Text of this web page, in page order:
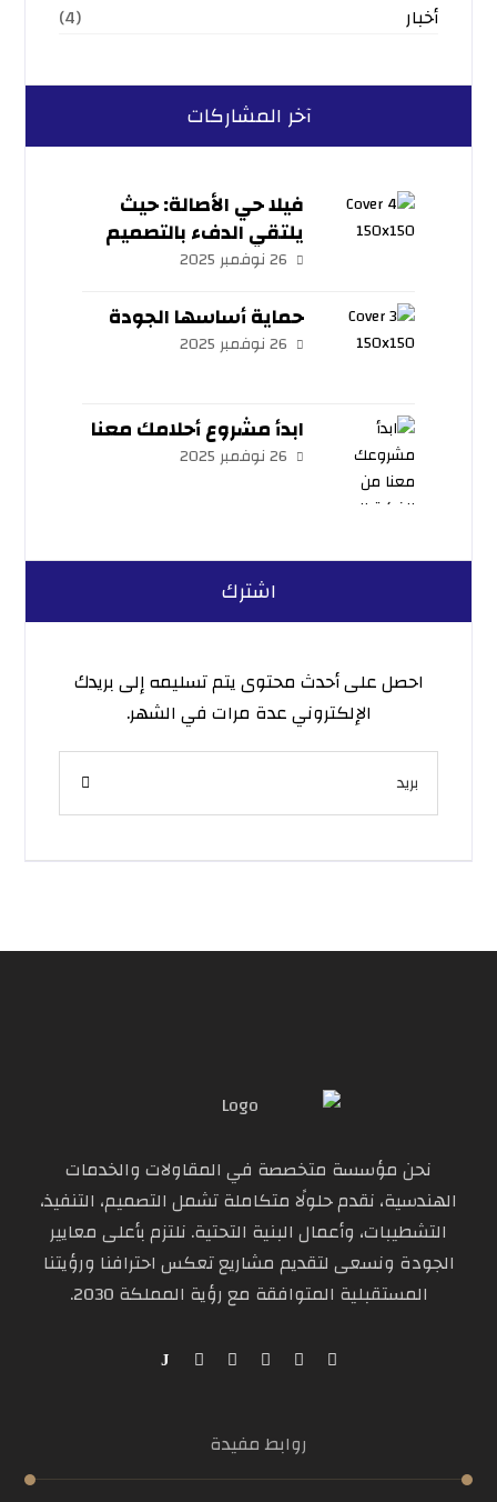
أخبار
(4)
آخر المشاركات
فيلا حي الأصالة: حيث
يلتقي الدفء بالتصميم
المعاصر
26 نوفمبر 2025
حماية أساسها الجودة
26 نوفمبر 2025
ابدأ مشروع أحلامك معنا
26 نوفمبر 2025
اشترك
احصل على أحدث محتوى يتم تسليمه إلى بريدك
الإلكتروني عدة مرات في الشهر.
نحن مؤسسة متخصصة في المقاولات والخدمات
الهندسية، نقدم حلولًا متكاملة تشمل التصميم، التنفيذ،
التشطيبات، وأعمال البنية التحتية. نلتزم بأعلى معايير
الجودة ونسعى لتقديم مشاريع تعكس احترافنا ورؤيتنا
المستقبلية المتوافقة مع رؤية المملكة 2030.
روابط مفيدة